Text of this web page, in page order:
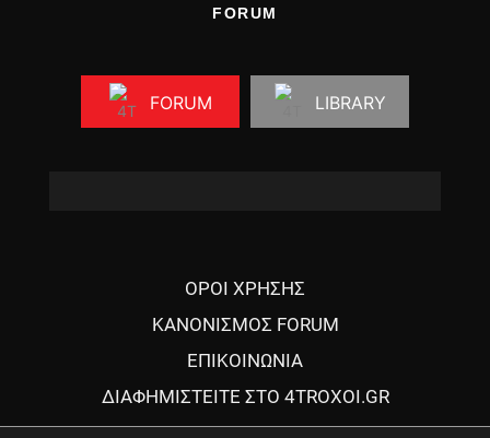
FORUM
FORUM LIBRARY
ΟΡΟΙ ΧΡΗΣΗΣ
ΚΑΝΟΝΙΣΜΟΣ FORUM
ΕΠΙΚΟΙΝΩΝΙΑ
ΔΙΑΦΗΜΙΣΤΕΙΤΕ ΣΤΟ 4TROXOI.GR